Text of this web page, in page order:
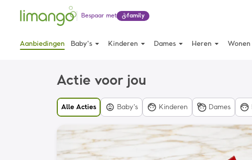
Bespaar met family
Aanbiedingen Baby's arrow_drop_down Kinderen arrow_drop_down Dames arrow_drop_down Heren arrow_drop_down Wonen
Actie voor jou
Alle Acties Baby's Kinderen Dames